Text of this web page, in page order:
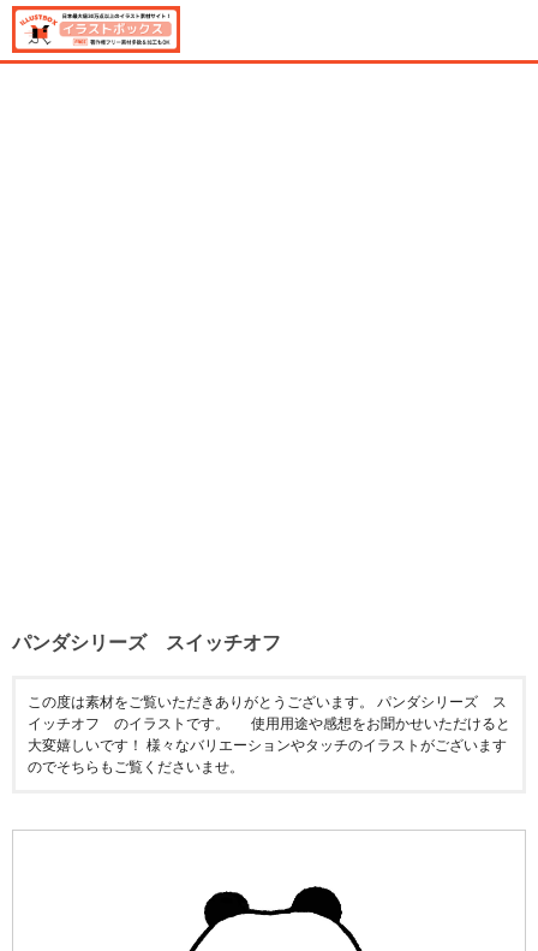
パンダシリーズ スイッチオフ
この度は素材をご覧いただきありがとうございます。 パンダシリーズ ス
イッチオフ のイラストです。 使用用途や感想をお聞かせいただけると
大変嬉しいです！ 様々なバリエーションやタッチのイラストがございます
のでそちらもご覧くださいませ。